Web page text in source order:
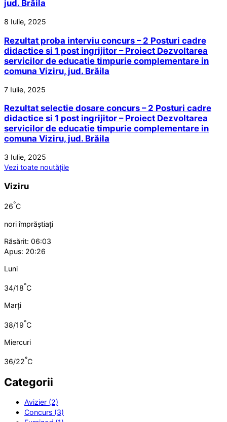
jud. Brăila
8 Iulie, 2025
Rezultat proba interviu concurs – 2 Posturi cadre
didactice si 1 post ingrijitor – Proiect Dezvoltarea
servicilor de educatie timpurie complementare in
comuna Viziru, jud. Brăila
7 Iulie, 2025
Rezultat selectie dosare concurs – 2 Posturi cadre
didactice si 1 post ingrijitor – Proiect Dezvoltarea
servicilor de educatie timpurie complementare in
comuna Viziru, jud. Brăila
3 Iulie, 2025
Vezi toate noutățile
Viziru
26°C
nori împrăștiați
Răsărit: 06:03
Apus: 20:26
Luni
34/18°C
Marți
38/19°C
Miercuri
36/22°C
Categorii
Avizier (2)
Concurs (3)